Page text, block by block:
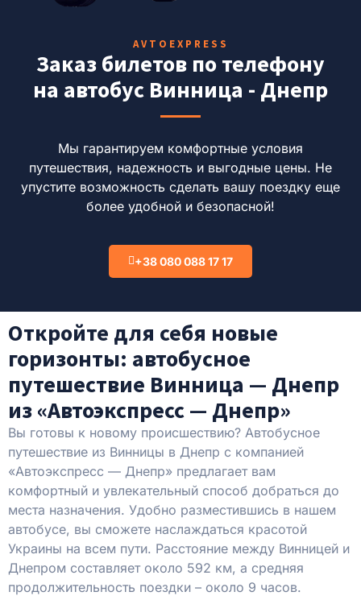
AVTOEXPRESS
Заказ билетов по телефону
на автобус Винница - Днепр
Мы гарантируем комфортные условия
путешествия, надежность и выгодные цены. Не
упустите возможность сделать вашу поездку еще
более удобной и безопасной!
+38 080 088 17 17
Откройте для себя новые
горизонты: автобусное
путешествие Винница — Днепр
из «Автоэкспресс — Днепр»
Вы готовы к новому происшествию? Автобусное
путешествие из Винницы в Днепр с компанией
«Автоэкспресс — Днепр» предлагает вам
комфортный и увлекательный способ добраться до
места назначения. Удобно разместившись в нашем
автобусе, вы сможете наслаждаться красотой
Украины на всем пути. Расстояние между Винницей и
Днепром составляет около 592 км, а средняя
продолжительность поездки – около 9 часов.